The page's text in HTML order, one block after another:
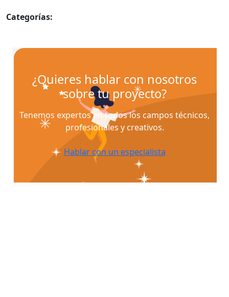
Categorías:
¿Quieres hablar con nosotros
sobre tu proyecto?
Tenemos expertos en todos los campos técnicos,
profesionales y creativos.
Hablar con un especialista